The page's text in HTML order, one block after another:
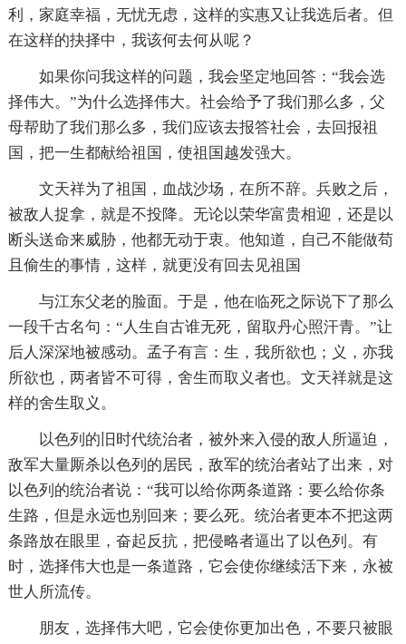
利，家庭幸福，无忧无虑，这样的实惠又让我选后者。但
在这样的抉择中，我该何去何从呢？
如果你问我这样的问题，我会坚定地回答：“我会选
择伟大。”为什么选择伟大。社会给予了我们那么多，父
母帮助了我们那么多，我们应该去报答社会，去回报祖
国，把一生都献给祖国，使祖国越发强大。
文天祥为了祖国，血战沙场，在所不辞。兵败之后，
被敌人捉拿，就是不投降。无论以荣华富贵相迎，还是以
断头送命来威胁，他都无动于衷。他知道，自己不能做苟
且偷生的事情，这样，就更没有回去见祖国
与江东父老的脸面。于是，他在临死之际说下了那么
一段千古名句：“人生自古谁无死，留取丹心照汗青。”让
后人深深地被感动。孟子有言：生，我所欲也；义，亦我
所欲也，两者皆不可得，舍生而取义者也。文天祥就是这
样的舍生取义。
以色列的旧时代统治者，被外来入侵的敌人所逼迫，
敌军大量厮杀以色列的居民，敌军的统治者站了出来，对
以色列的统治者说：“我可以给你两条道路：要么给你条
生路，但是永远也别回来；要么死。统治者更本不把这两
条路放在眼里，奋起反抗，把侵略者逼出了以色列。有
时，选择伟大也是一条道路，它会使你继续活下来，永被
世人所流传。
朋友，选择伟大吧，它会使你更加出色，不要只被眼